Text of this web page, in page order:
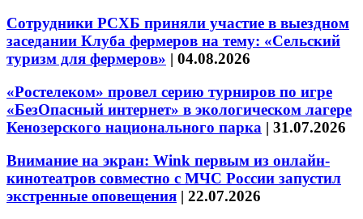
Сотрудники РСХБ приняли участие в выездном
заседании Клуба фермеров на тему: «Сельский
туризм для фермеров» | 04.08.2026
«Ростелеком» провел серию турниров по игре
«БезОпасный интернет» в экологическом лагере
Кенозерского национального парка | 31.07.2026
Внимание на экран: Wink первым из онлайн-
кинотеатров совместно с МЧС России запустил
экстренные оповещения | 22.07.2026